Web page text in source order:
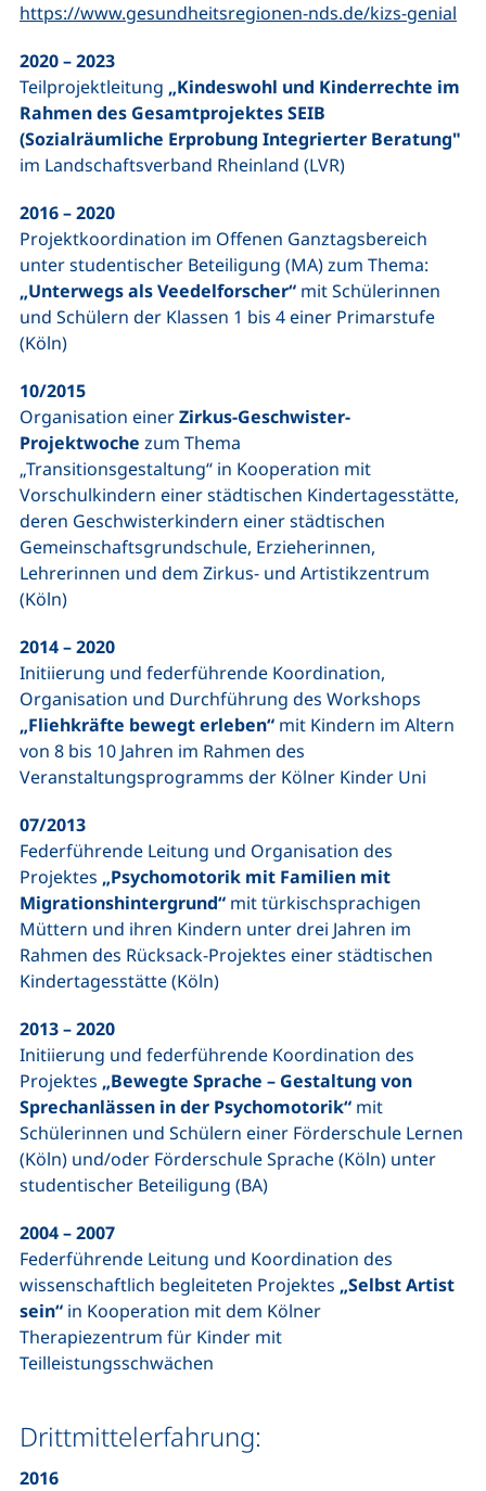
https://www.gesundheitsregionen-nds.de/kizs-genial
2020 – 2023
Teilprojektleitung „Kindeswohl und Kinderrechte im
Rahmen des Gesamtprojektes SEIB
(Sozialräumliche Erprobung Integrierter Beratung"
im Landschaftsverband Rheinland (LVR)
2016 – 2020
Projektkoordination im Offenen Ganztagsbereich
unter studentischer Beteiligung (MA) zum Thema:
„Unterwegs als Veedelforscher“ mit Schülerinnen
und Schülern der Klassen 1 bis 4 einer Primarstufe
(Köln)
10/2015
Organisation einerZirkus-Geschwister-
Projektwoche zum Thema
„Transitionsgestaltung“ in Kooperation mit
Vorschulkindern einer städtischen Kindertagesstätte,
deren Geschwisterkindern einer städtischen
Gemeinschaftsgrundschule, Erzieherinnen,
Lehrerinnen und dem Zirkus- und Artistikzentrum
(Köln)
2014 – 2020
Initiierung und federführende Koordination,
Organisation und Durchführung des Workshops
„Fliehkräfte bewegt erleben“ mit Kindern im Altern
von 8 bis 10 Jahren im Rahmen des
Veranstaltungsprogramms der Kölner Kinder Uni
07/2013
Federführende Leitung und Organisation des
Projektes „Psychomotorik mit Familien mit
Migrationshintergrund“ mit türkischsprachigen
Müttern und ihren Kindern unter drei Jahren im
Rahmen des Rücksack-Projektes einer städtischen
Kindertagesstätte (Köln)
2013 – 2020
Initiierung und federführende Koordination des
Projektes „Bewegte Sprache – Gestaltung von
Sprechanlässen in der Psychomotorik“ mit
Schülerinnen und Schülern einer Förderschule Lernen
(Köln) und/oder Förderschule Sprache (Köln) unter
studentischer Beteiligung (BA)
2004 – 2007
Federführende Leitung und Koordination des
wissenschaftlich begleiteten Projektes „Selbst Artist
sein“ in Kooperation mit dem Kölner
Therapiezentrum für Kinder mit
Teilleistungsschwächen
Drittmittelerfahrung:
2016